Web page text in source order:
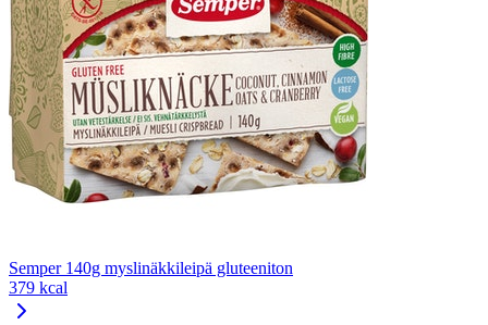
Semper 140g myslinäkkileipä gluteeniton
379 kcal